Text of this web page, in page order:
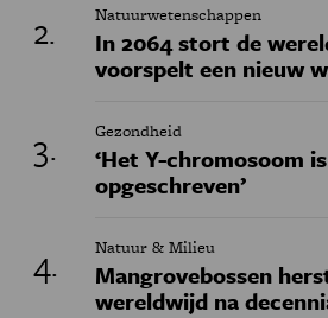
Natuurwetenschappen
In 2064 stort de
voorspelt een nieuw
Gezondheid
‘Het Y-chromosoom
opgeschreven’
Natuur & Milieu
Mangrovebossen
wereldwijd na